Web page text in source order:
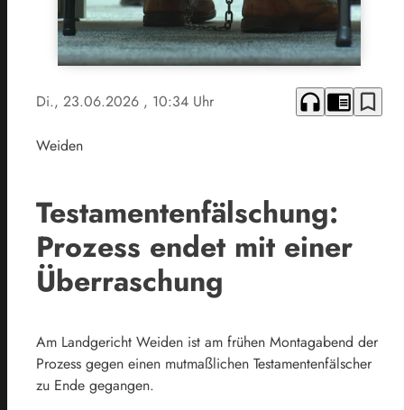
Di., 23.06.2026 , 10:34 Uhr headphones chrome_reader_mode bookmark_border
Weiden
Testamentenfälschung:
Prozess endet mit einer
Überraschung
Am Landgericht Weiden ist am frühen Montagabend der
Prozess gegen einen mutmaßlichen Testamentenfälscher
zu Ende gegangen.